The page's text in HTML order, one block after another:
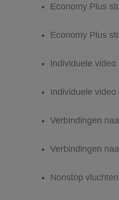
Economy Plus
Economy Plus
Individuele
Individuele
Verbindingen
Verbindingen
Nonstop